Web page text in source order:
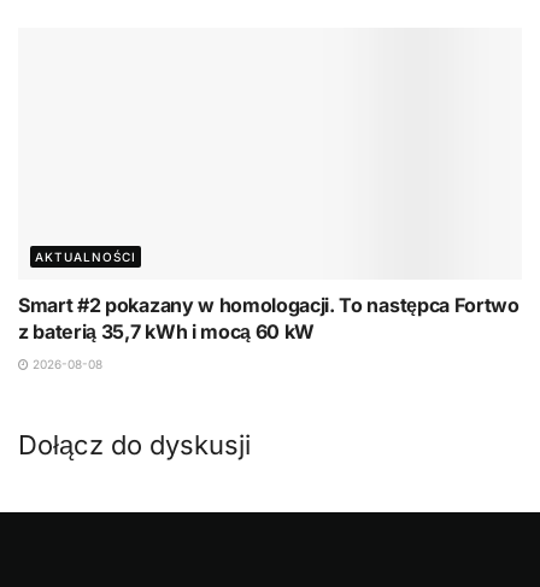
AKTUALNOŚCI
Smart #2 pokazany w homologacji. To następca Fortwo
z baterią 35,7 kWh i mocą 60 kW
2026-08-08
Dołącz do dyskusji